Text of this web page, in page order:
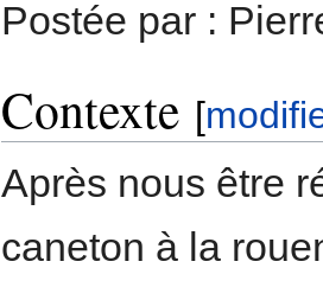
Postée par :
Contexte [
Après nous être
caneton à la